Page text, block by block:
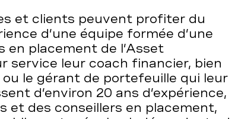
et clients peuvent profiter du
d’une équipe formée d’une
placement de l’Asset
service leur coach financier, bien
le gérant de portefeuille qui leur
d’environ 20 ans d’expérience,
et des conseillers en placement,